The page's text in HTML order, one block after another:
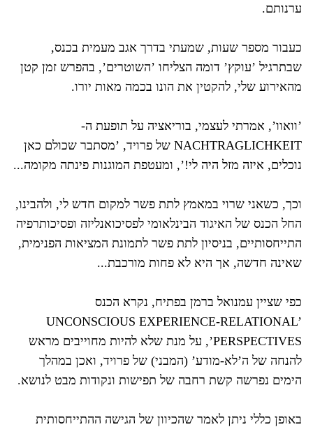
ערנותם.
כעבור מספר שעות, שמעתי בדרך אגב מעמית בכנס,
שבתרגיל ’עוקץ’ דומה הצליחו ’השוטרים’, בהפרש זמן קטן
מהאירוע שלי, להקטין את הונו בכמה מאות יורו.
’וואוו’, אמרתי לעצמי, בוריאציה על תופעת ה-
NACHTRAGLICHKEIT של פרויד, ’מסתבר שכולם כאן
נוכלים, איזה מזל היה לי!’, ומעטפת המוגנות פינתה מקומה...
וכך, כשאני שרוי במאמץ לתת פשר למקום חדש לי, ולהבינו,
החל הכנס של האיגוד הבינלאומי לפסיכואנליזה ופסיכותרפיה
התייחסותיים, בניסיון לתת פשר לתמונת המציאות הפנימית,
שאינה חדשה, אך היא לא פחות מורכבת...
כפי שציין עמנואל ברמן בפתיח, נקרא הכנס
’UNCONSCIOUS EXPERIENCE-RELATIONAL
PERSPECTIVES’, על מנת שלא להיות מחוייבים מראש
להנחה של ה’לא-מודע’ (המבני) של פרויד, ואכן במהלך
הימים נפרשה קשת רחבה של תפישות ונקודות מבט לנושא.
באופן כללי ניתן לאמר שהכיוון של הגישה ההתייחסותית